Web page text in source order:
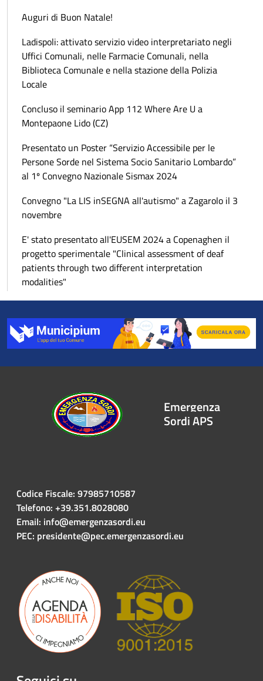
Auguri di Buon Natale!
Ladispoli: attivato servizio video interpretariato negli
Uffici Comunali, nelle Farmacie Comunali, nella
Biblioteca Comunale e nella stazione della Polizia
Locale
Concluso il seminario App 112 Where Are U a
Montepaone Lido (CZ)
Presentato un Poster “Servizio Accessibile per le
Persone Sorde nel Sistema Socio Sanitario Lombardo”
al 1º Convegno Nazionale Sismax 2024
Convegno "La LIS inSEGNA all'autismo" a Zagarolo il 3
novembre
E' stato presentato all'EUSEM 2024 a Copenaghen il
progetto sperimentale "Clinical assessment of deaf
patients through two different interpretation
modalities"
Emergenza
Sordi APS
Codice Fiscale: 97985710587
Telefono: +39.351.8028080
Email: info@emergenzasordi.eu
PEC: presidente@pec.emergenzasordi.eu